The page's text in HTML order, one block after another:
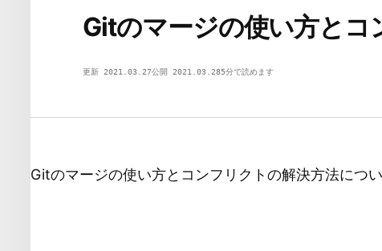
Gitのマージの使い方とコ
更新 2021.03.27公開 2021.03.285分で読めます
GT
Gitのマージの使い方とコンフリクトの解決方法につい